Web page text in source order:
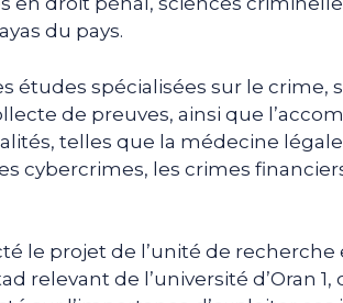
du pays.
études spécialisées sur le crime,
de preuves, ainsi que
telles que la médecine
cybercrimes, les crimes
le projet de l’unité de
relevant de l’université d’Oran 1,